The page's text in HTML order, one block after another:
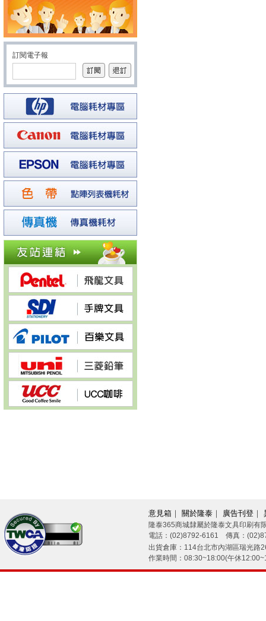
意見箱 ｜ 關於隆泰 ｜ 廣告刊登 ｜
隆泰365商城隸屬於隆泰文具印刷有
電話：(02)8792-6161 傳真：
出貨倉庫：114台北市內湖區瑞光路
作業時間：08:30~18:00(午休